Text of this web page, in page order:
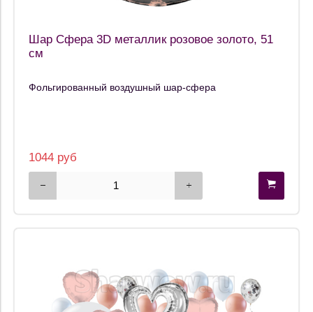
Шар Сфера 3D металлик розовое золото, 51
см
Фольгированный воздушный шар-сфера
1044 руб